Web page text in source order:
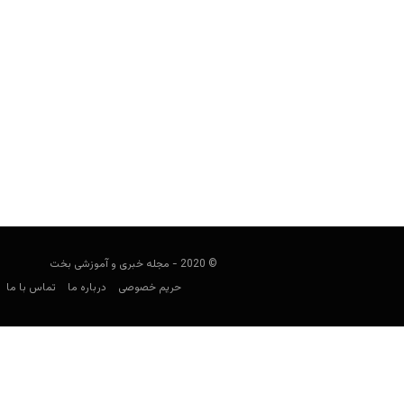
© 2020 - مجله خبری و آموزشی بخت
حریم خصوصی
درباره ما تماس با ما